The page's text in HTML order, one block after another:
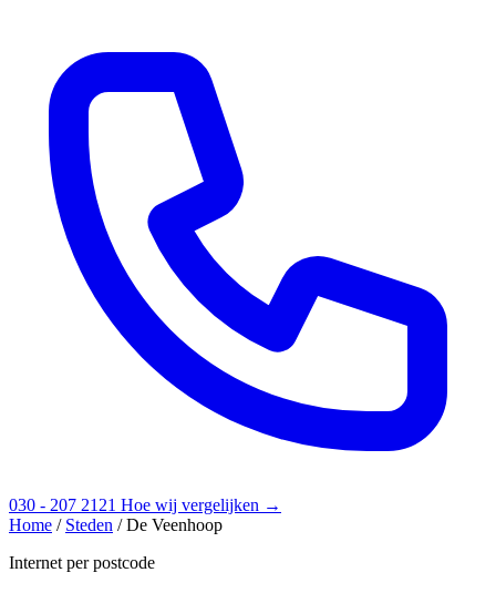
030 - 207 2121 Hoe wij vergelijken →
Home / Steden / De Veenhoop
Internet per postcode